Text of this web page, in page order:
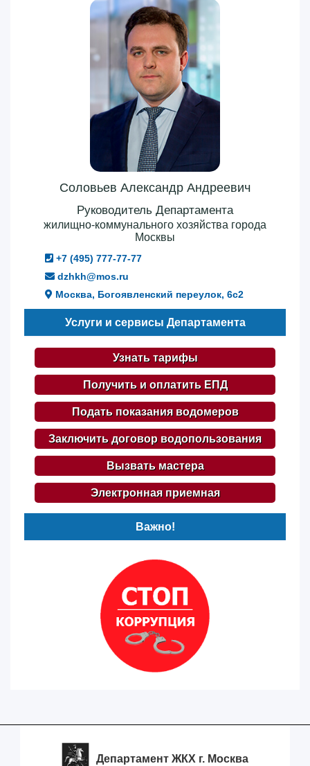
Соловьев Александр Андреевич
Руководитель Департамента
жилищно-коммунального хозяйства города
Москвы
+7 (495) 777-77-77
dzhkh@mos.ru
Москва, Богоявленский переулок, 6с2
Услуги и сервисы Департамента
Узнать тарифы
Получить и оплатить ЕПД
Подать показания водомеров
Заключить договор водопользования
Вызвать мастера
Электронная приемная
Важно!
Департамент ЖКХ г. Москва